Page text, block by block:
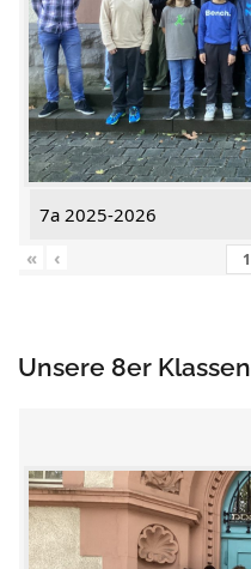
7a 2025-2026
«
‹
Unsere 8er Klassen